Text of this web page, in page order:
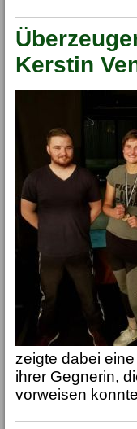
Kerstin
zeigte dabei
ihrer Gegnerin,
vorweisen